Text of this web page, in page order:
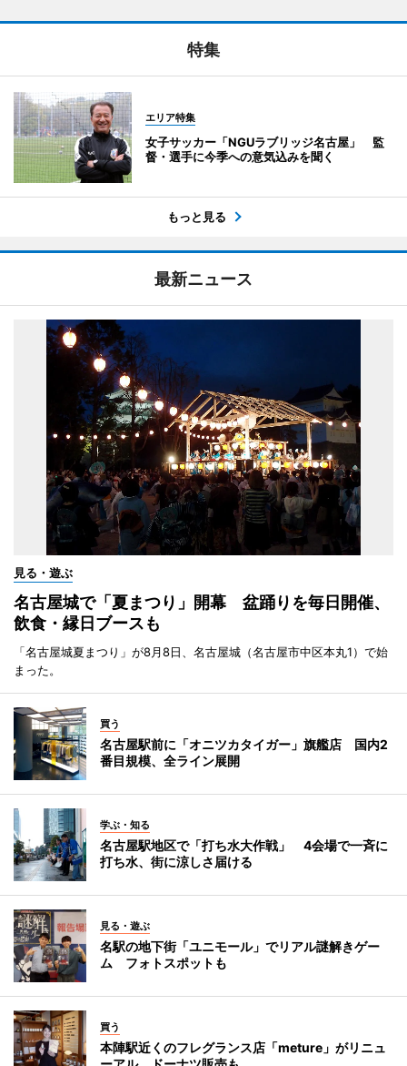
特集
エリア特集
女子サッカー「NGUラブリッジ名古屋」 監
督・選手に今季への意気込みを聞く
もっと見る
最新ニュース
見る・遊ぶ
名古屋城で「夏まつり」開幕 盆踊りを毎日開催、
飲食・縁日ブースも
「名古屋城夏まつり」が8月8日、名古屋城（名古屋市中区本丸1）で始
まった。
買う
名古屋駅前に「オニツカタイガー」旗艦店 国内2
番目規模、全ライン展開
学ぶ・知る
名古屋駅地区で「打ち水大作戦」 4会場で一斉に
打ち水、街に涼しさ届ける
見る・遊ぶ
名駅の地下街「ユニモール」でリアル謎解きゲー
ム フォトスポットも
買う
本陣駅近くのフレグランス店「meture」がリニュ